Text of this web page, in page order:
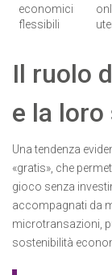
economici
flessibili
Il ruolo
e la
Una tendenza
«gratis», che
gioco senza
accompagnati da
microtransazioni,
sostenibilità